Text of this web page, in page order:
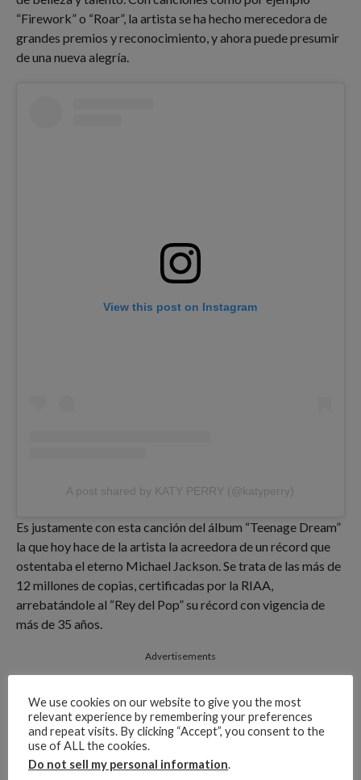
“Firework” o “Roar”, la artista se ha hecho merecedora de
grandes premios y reconocimiento, y ahora puede presumir
de una nueva alegría.
View this post on Instagram
A post shared by KATY PERRY (@katyperry)
Es justamente con esta canción del álbum “Teenage Dream”
la que hoy hace de la artista la acreedora de un récord que
ostentaba el eterno Michael Jackson. Se trata de las más de
12 millones de copias, certificadas por la RIAA,
arrebatándole al “Rey del Pop” su récord con vigencia de
más de 35 años.
Advertisements
We use cookies on our website to give you the most
relevant experience by remembering your preferences
and repeat visits. By clicking “Accept”, you consent to the
use of ALL the cookies.
Do not sell my personal information.